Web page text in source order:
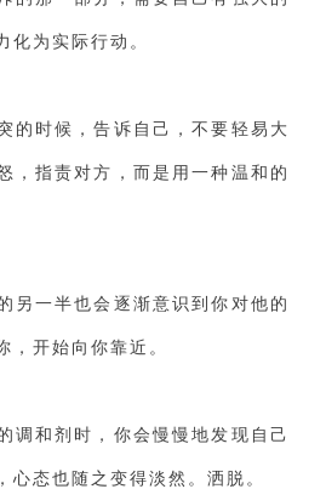
化为实际行动。
的时候，告诉自己，不要轻易大
，指责对方，而是用一种温和的
另一半也会逐渐意识到你对他的
，开始向你靠近。
调和剂时，你会慢慢地发现自己
心态也随之变得淡然。洒脱。